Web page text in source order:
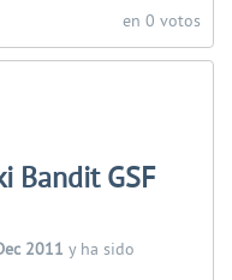
en 0 votos
Bandit GSF
2011 y ha sido